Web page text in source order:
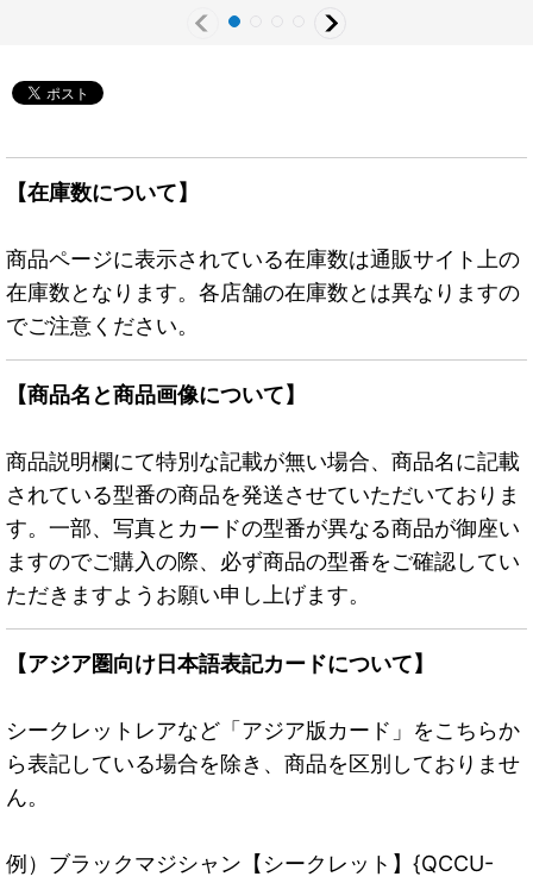
【在庫数について】
商品ページに表示されている在庫数は通販サイト上の
在庫数となります。各店舗の在庫数とは異なりますの
でご注意ください。
【商品名と商品画像について】
商品説明欄にて特別な記載が無い場合、商品名に記載
されている型番の商品を発送させていただいておりま
す。一部、写真とカードの型番が異なる商品が御座い
ますのでご購入の際、必ず商品の型番をご確認してい
ただきますようお願い申し上げます。
【アジア圏向け日本語表記カードについて】
シークレットレアなど「アジア版カード」をこちらか
ら表記している場合を除き、商品を区別しておりませ
ん。
例）ブラックマジシャン【シークレット】{QCCU-